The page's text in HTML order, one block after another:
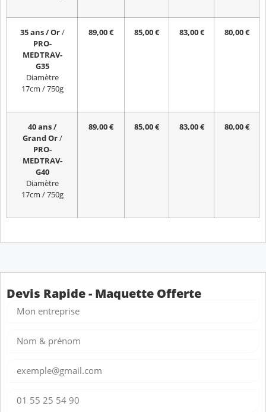
35 ans / Or/
PRO-
MEDTRAV-
G35
Diamètre
17cm / 750g
89,00 € 85,00 € 83,00 € 80,00 €
40 ans /
Grand Or/
PRO-
MEDTRAV-
G40
Diamètre
17cm / 750g
89,00 € 85,00 € 83,00 € 80,00 €
Devis Rapide - Maquette Offerte